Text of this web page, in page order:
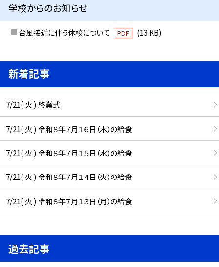
学校からのお知らせ
台風接近に伴う休校について PDF (13 KB)
新着記事
7/21( 火 ) 終業式
7/21( 火 ) 令和８年７月１６日（木）の給食
7/21( 火 ) 令和８年７月１５日（水）の給食
7/21( 火 ) 令和８年７月１４日（火）の給食
7/21( 火 ) 令和８年７月１３日（月）の給食
過去記事